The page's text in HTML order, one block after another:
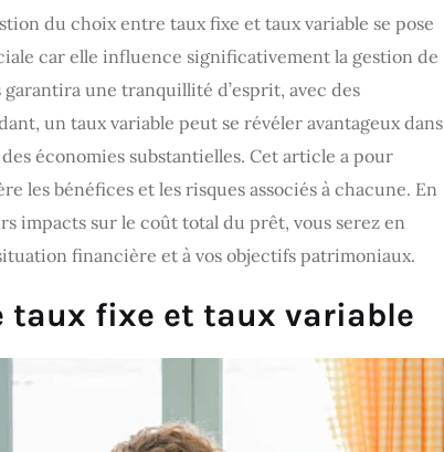
du choix entre taux fixe et taux variable se pose
car elle influence significativement la gestion de
une tranquillité d’esprit, avec des
un taux variable peut se révéler avantageux dans
économies substantielles. Cet article a pour
les bénéfices et les risques associés à chacune. En
impacts sur le coût total du prêt, vous serez en
financière et à vos objectifs patrimoniaux.
taux fixe et taux variable